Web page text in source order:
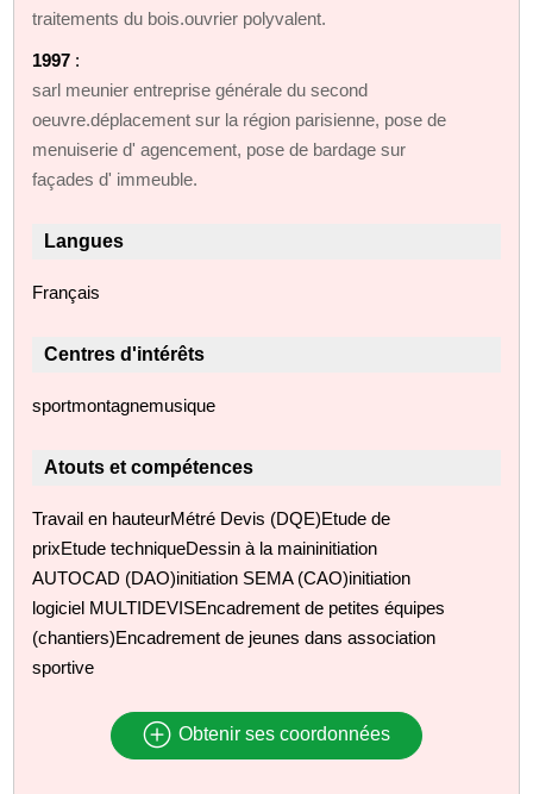
traitements du bois.ouvrier polyvalent.
1997 :
sarl meunier entreprise générale du second
oeuvre.déplacement sur la région parisienne, pose de
menuiserie d' agencement, pose de bardage sur
façades d' immeuble.
Langues
Français
Centres d'intérêts
sportmontagnemusique
Atouts et compétences
Travail en hauteurMétré Devis (DQE)Etude de
prixEtude techniqueDessin à la maininitiation
AUTOCAD (DAO)initiation SEMA (CAO)initiation
logiciel MULTIDEVISEncadrement de petites équipes
(chantiers)Encadrement de jeunes dans association
sportive
Obtenir ses coordonnées